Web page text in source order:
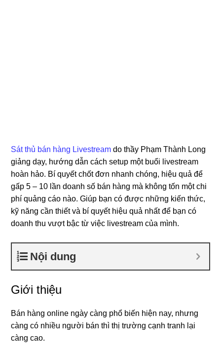
Sát thủ bán hàng Livestream do thầy Phạm Thành Long
giảng dạy, hướng dẫn cách setup một buổi livestream
hoàn hảo. Bí quyết chốt đơn nhanh chóng, hiệu quả để
gấp 5 – 10 lần doanh số bán hàng mà không tốn một chi
phí quảng cáo nào. Giúp bạn có được những kiến thức,
kỹ năng cần thiết và bí quyết hiệu quả nhất để bạn có
doanh thu vượt bậc từ việc livestream của mình.
Nội dung
Giới thiệu
Bán hàng online ngày càng phổ biến hiện nay, nhưng
càng có nhiều người bán thì thị trường cạnh tranh lại
càng cao.